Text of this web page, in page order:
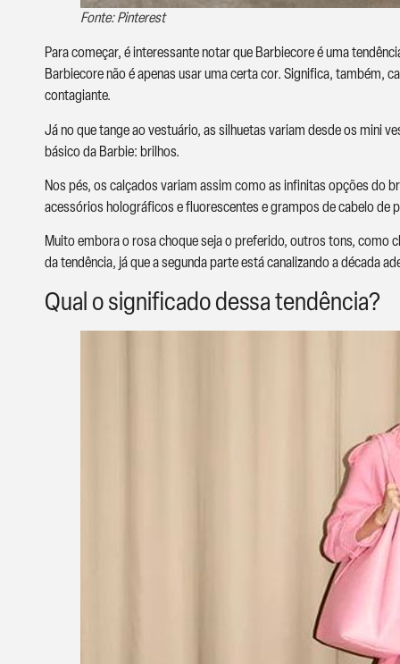
Fonte: Pinterest
Para começar, é interessante notar que Barbiecore é uma
Barbiecore não é apenas usar uma certa cor. Significa, também,
contagiante.
Já no que tange ao vestuário, as silhuetas variam desde os mini
básico da Barbie: brilhos.
Nos pés, os calçados variam assim como as infinitas opções do
acessórios holográficos e fluorescentes e grampos de cabelo
Muito embora o rosa choque seja o preferido, outros tons, como
da tendência, já que a segunda parte está canalizando a década
Qual o significado dessa tendência?